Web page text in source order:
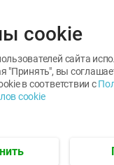
ТОФУ
cookie
сайта
"Принять", вы
в соответствии с
cookie